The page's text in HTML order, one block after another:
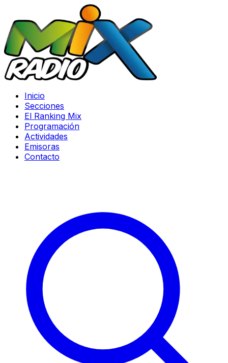
Inicio
Secciones
El Ranking Mix
Programación
Actividades
Emisoras
Contacto